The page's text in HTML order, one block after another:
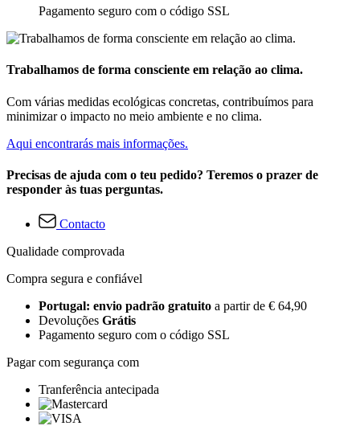
Pagamento seguro com o código SSL
Trabalhamos de forma consciente em relação ao clima.
Com várias medidas ecológicas concretas, contribuímos para
minimizar o impacto no meio ambiente e no clima.
Aqui encontrarás mais informações.
Precisas de ajuda com o teu pedido? Teremos o prazer de
responder às tuas perguntas.
Contacto
Qualidade comprovada
Compra segura e confiável
Portugal: envio padrão gratuito a partir de € 64,90
Devoluções Grátis
Pagamento seguro com o código SSL
Pagar com segurança com
Tranferência antecipada